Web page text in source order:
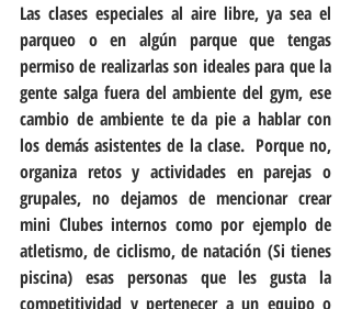
Las clases especiales al aire libre, ya sea el
parqueo o en algún parque que tengas
permiso de realizarlas son ideales para que la
gente salga fuera del ambiente del gym, ese
cambio de ambiente te da pie a hablar con
los demás asistentes de la clase.  Porque no,
organiza retos y actividades en parejas o
grupales, no dejamos de mencionar crear
mini Clubes internos como por ejemplo de
atletismo, de ciclismo, de natación (Si tienes
piscina) esas personas que les gusta la
competitividad y pertenecer a un equipo o